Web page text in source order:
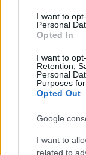
I want to
Personal
Opted In
I want to
Retention,
Personal
Purposes
Opted Out
Google
I want to
related to
τη σχετική
Τροχαίας,
προσοχή κατά